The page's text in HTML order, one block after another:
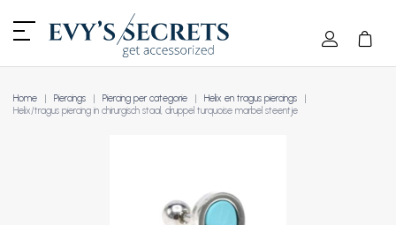
Home Piercings Piercing per categorie
Helix en tragus piercings
Helix/tragus piercing in chirurgisch staal, druppel turquoise marbel steentje